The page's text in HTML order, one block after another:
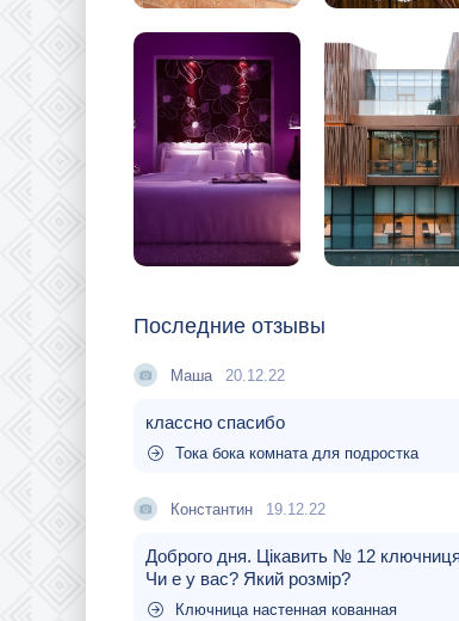
Последние отзывы
Маша 20.12.22
классно спасибо
Тока бока комната для подростка
Константин 19.12.22
Доброго дня. Цікавить № 12
Чи е у вас? Який розмір?
Ключница настенная кованная